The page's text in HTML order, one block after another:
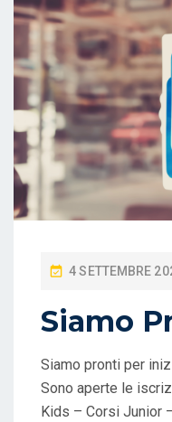
P
S
E
D
4 SETTEMBRE
Siamo
Siamo pronti per
Sono aperte le
Kids – Corsi Junior